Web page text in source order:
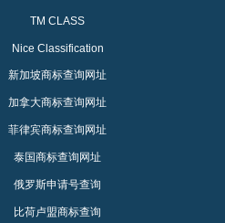
TM CLASS
Nice Classification
新加坡商标查询网址
加拿大商标查询网址
菲律宾商标查询网址
泰国商标查询网址
俄罗斯申请号查询
比荷卢盟商标查询